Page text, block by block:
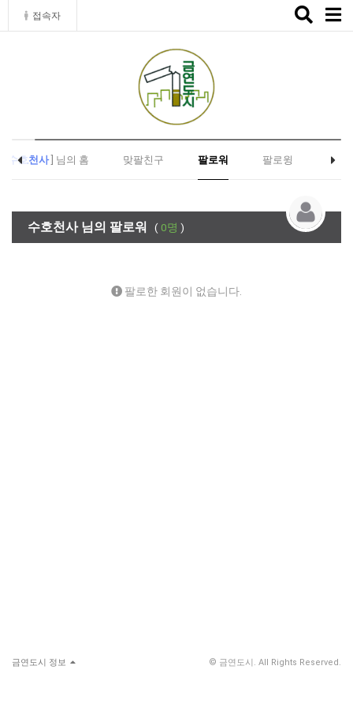
접속자
Toggle
수호천사] 님의 홈 맞팔친구 팔로워 팔로윙
수호천사 님의 팔로워 ( 0명 )
팔로한 회원이 없습니다.
금연도시 정보 © 금연도시. All Rights Reserved.